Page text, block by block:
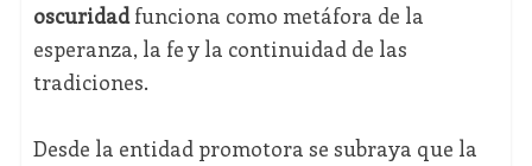
oscuridadfunciona como metáfora de la
esperanza, la fe y la continuidad de las
tradiciones.
Desde la entidad promotora se subraya que la